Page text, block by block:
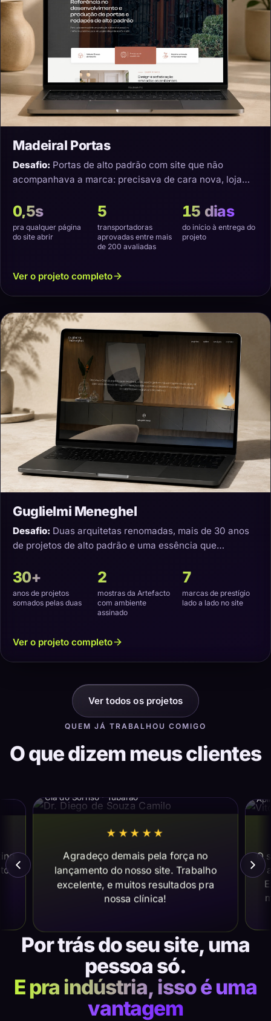
Madeiral Portas
Desafio: Portas de alto padrão com site que não
acompanhava a marca: precisava de cara nova, loja
0,5s
pra qualquer página
do site abrir
5
transportadoras
aprovadas entre mais
de 200 avaliadas
15 dias
do início à entrega do
projeto
Ver o projeto completo
Guglielmi Meneghel
Desafio: Duas arquitetas renomadas, mais de 30 anos
de projetos de alto padrão e uma essência que
30+
anos de projetos
somados pelas duas
2
mostras da Artefacto
com ambiente
assinado
7
marcas de prestígio
lado a lado no site
Ver o projeto completo
Ver todos os projetos
QUEM JÁ TRABALHOU COMIGO
O que dizem meus clientes
Cia do Sorriso · Tubarão
★★★★★
Agradeço demais pela força no
lançamento do nosso site. Trabalho
excelente, e muitos resultados pra
nossa clínica!
O
Por trás do seu site, uma
pessoa só.
E pra indústria, isso é uma
vantagem